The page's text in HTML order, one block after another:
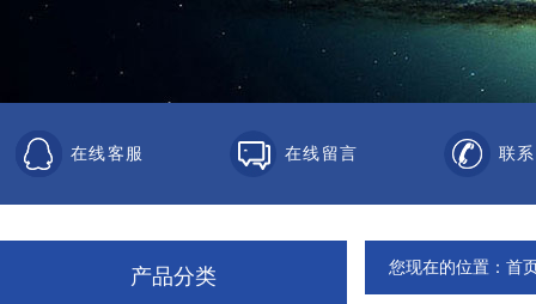
在线客服 在线留言 联
产品分类 您现在的位置： 首